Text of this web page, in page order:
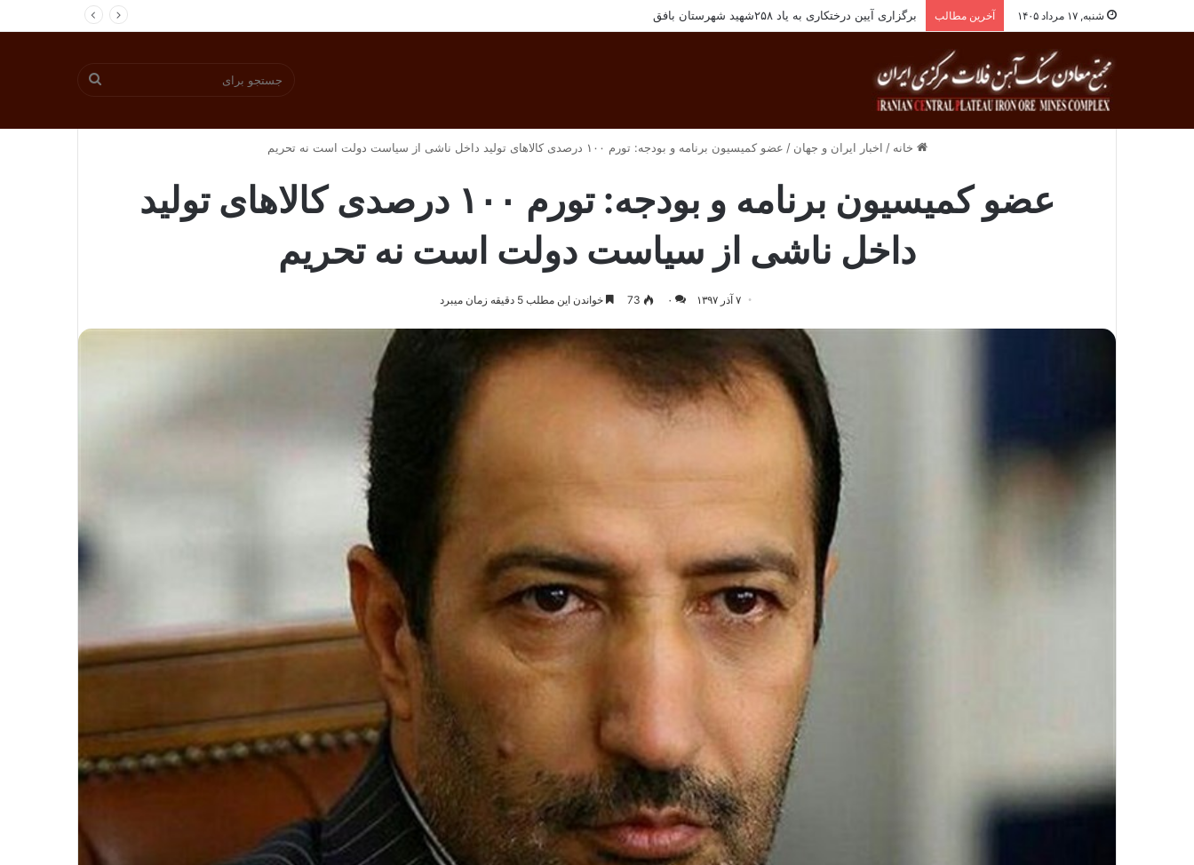
شنبه, ۱۷ مرداد ۱۴۰۵ آخرین مطالب برگزاری آیین درختکاری به یاد ۲۵۸شهید شهرستان بافق
خانه / اخبار ایران و جهان / عضو کمیسیون برنامه و بودجه: تورم ۱۰۰ درصدی کالاهای تولید داخل ناشی از سیاست‌ دولت است نه تحریم
عضو کمیسیون برنامه و بودجه: تورم ۱۰۰ درصدی کالاهای تولید
داخل ناشی از سیاست‌ دولت است نه تحریم
۷ آذر ۱۳۹۷ ۰ 73 خواندن این مطلب 5 دقیقه زمان میبرد